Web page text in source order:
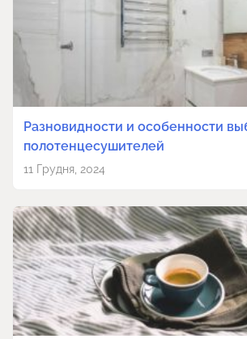
Разновидности и особенности
полотенцесушителей
11 Грудня, 2024